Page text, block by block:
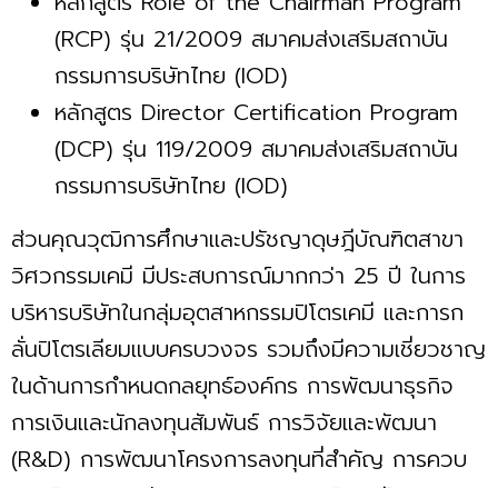
(RCP) รุ่น 21/2009 สมาคมส่งเสริมสถาบัน
กรรมการบริษัทไทย (IOD)
หลักสูตร Director Certification Program
(DCP) รุ่น 119/2009 สมาคมส่งเสริมสถาบัน
กรรมการบริษัทไทย (IOD)
ส่วนคุณวุฒิการศึกษาและปรัชญาดุษฎีบัณฑิตสาขา
วิศวกรรมเคมี มีประสบการณ์มากกว่า 25 ปี ในการ
บริหารบริษัทในกลุ่มอุตสาหกรรมปิโตรเคมี และการก
ลั่นปิโตรเลียมแบบครบวงจร รวมถึงมีความเชี่ยวชาญ
ในด้านการกำหนดกลยุทธ์องค์กร การพัฒนาธุรกิจ
การเงินและนักลงทุนสัมพันธ์ การวิจัยและพัฒนา
(R&D) การพัฒนาโครงการลงทุนที่สำคัญ การควบ